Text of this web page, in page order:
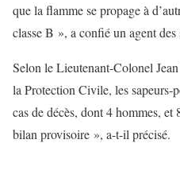
que la flamme se propage à
classe B », a confié un agent des
Selon le Lieutenant-Colonel
la Protection Civile, les sapeurs-
cas de décès, dont 4 hommes, et
bilan provisoire », a-t-il précisé.